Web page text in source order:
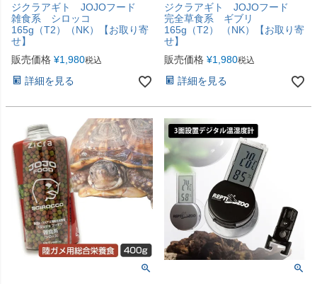
ジクラアギト JOJOフード
雑食系 シロッコ
165g（T2）（NK）【お取り寄
せ】
販売価格 ¥1,980税込
詳細を見る
ジクラアギト JOJOフード
完全草食系 ギブリ
165g（T2） （NK）【お取り寄
せ】
販売価格 ¥1,980税込
詳細を見る